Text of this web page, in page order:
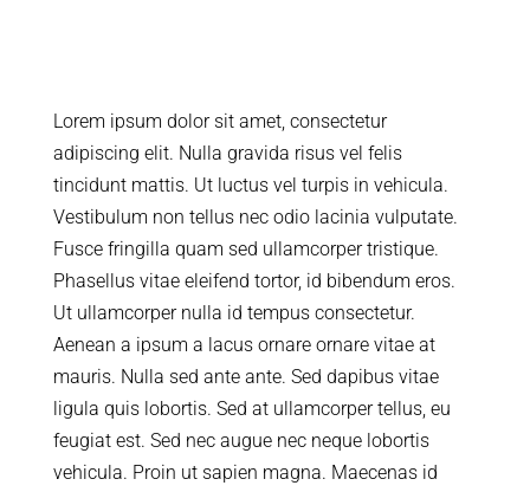
Lorem ipsum dolor sit amet, consectetur
adipiscing elit. Nulla gravida risus vel felis
tincidunt mattis. Ut luctus vel turpis in vehicula.
Vestibulum non tellus nec odio lacinia vulputate.
Fusce fringilla quam sed ullamcorper tristique.
Phasellus vitae eleifend tortor, id bibendum eros.
Ut ullamcorper nulla id tempus consectetur.
Aenean a ipsum a lacus ornare ornare vitae at
mauris. Nulla sed ante ante. Sed dapibus vitae
ligula quis lobortis. Sed at ullamcorper tellus, eu
feugiat est. Sed nec augue nec neque lobortis
vehicula. Proin ut sapien magna. Maecenas id